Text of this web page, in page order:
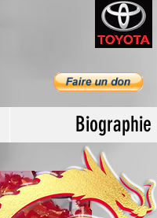
Biographie